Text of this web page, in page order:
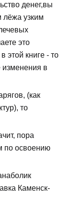
денег,вы
лёжа узким
это
этой книге - то
изменения в
(как
то
пора
по освоению
Каменск-